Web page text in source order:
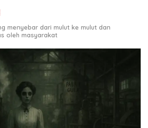
menyebar dari mulut ke mulut dan
oleh masyarakat